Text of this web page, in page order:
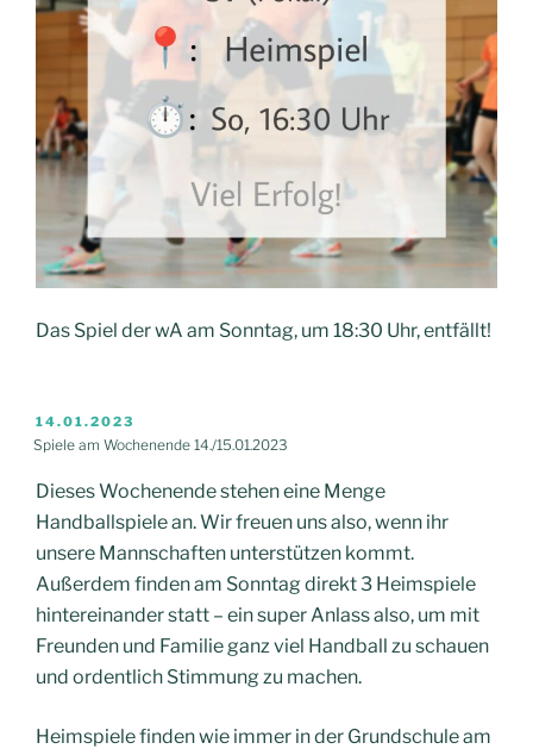
Das Spiel der wA am Sonntag, um 18:30 Uhr, entfällt!
VERÖFFENTLICHT
AM
14.01.2023
Spiele am Wochenende 14./15.01.2023
Dieses Wochenende stehen eine Menge
Handballspiele an. Wir freuen uns also, wenn ihr
unsere Mannschaften unterstützen kommt.
Außerdem finden am Sonntag direkt 3 Heimspiele
hintereinander statt – ein super Anlass also, um mit
Freunden und Familie ganz viel Handball zu schauen
und ordentlich Stimmung zu machen.
Heimspiele finden wie immer in der Grundschule am